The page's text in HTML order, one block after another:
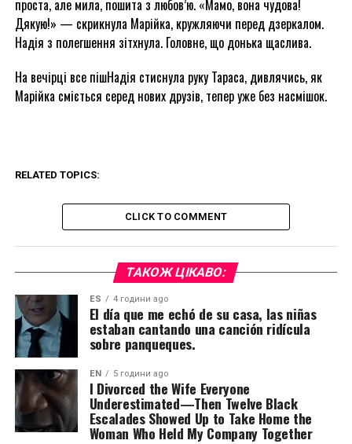
проста, але мила, пошита з любов’ю. «Мамо, вона чудова!
Дякую!» — скрикнула Марійка, кружляючи перед дзеркалом.
Надія з полегшення зітхнула. Головне, що донька щаслива.
На вечірці все пішНадія стиснула руку Тараса, дивлячись, як
Марійка сміється серед нових друзів, тепер уже без насмішок.
RELATED TOPICS:
CLICK TO COMMENT
ТАКОЖ ЦІКАВО:
ES 4 години ago
El día que me echó de su casa, las niñas
estaban cantando una canción ridícula
sobre panqueques.
EN 5 години ago
I Divorced the Wife Everyone
Underestimated—Then Twelve Black
Escalades Showed Up to Take Home the
Woman Who Held My Company Together